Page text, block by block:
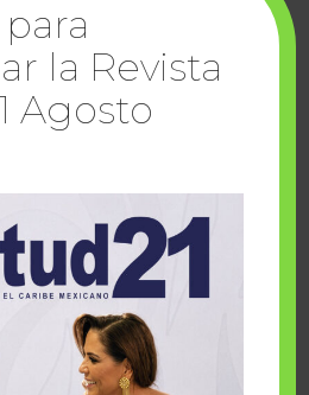
inspira; cumplen
y Make-A-Wish
la Revista
Agosto